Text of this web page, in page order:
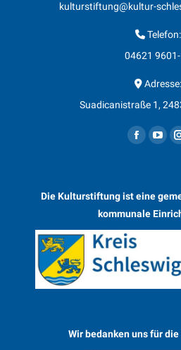
kulturstiftung@kultur-
Telefon:
04621
Adresse:
Suadicanistraße 1,
Finden Sie uns auf:
F
e
b
k
p
Y
T
u
p
a
I
t
Die Kulturstiftung ist eine
kommunale
Wir bedanken uns für